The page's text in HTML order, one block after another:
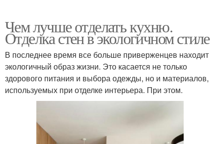
Чем лучше отделать кухню.
Отделка стен в экологичном стиле
В последнее время все больше приверженцев находит
экологичный образ жизни. Это касается не только
здорового питания и выбора одежды, но и материалов,
используемых при отделке интерьера. При этом.